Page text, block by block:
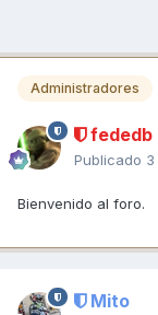
Administradores
fededb
Publicado
Bienvenido al foro.
Mito